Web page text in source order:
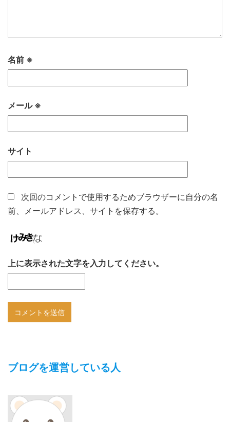
名前 ※
メール ※
サイト
次回のコメントで使用するためブラウザーに自分の名
前、メールアドレス、サイトを保存する。
上に表示された文字を入力してください。
ブログを運営している人